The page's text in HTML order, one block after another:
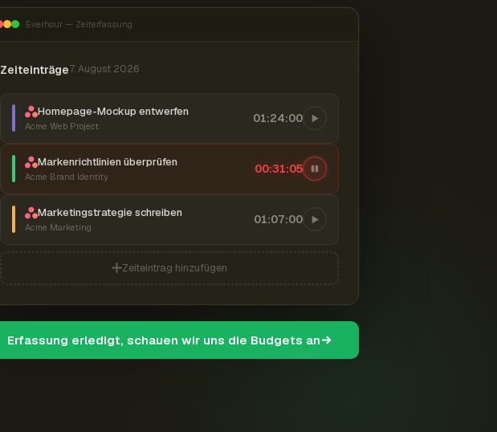
Everhour — Zeiterfassung
Zeiteinträge7. August 2026
Homepage-Mockup entwerfen
Acme Web Project
01:24:00
Markenrichtlinien überprüfen
Acme Brand Identity
00:31:06
Marketingstrategie schreiben
Acme Marketing
01:07:00
Zeiteintrag hinzufügen
Erfassung erledigt, schauen wir uns die Budgets an